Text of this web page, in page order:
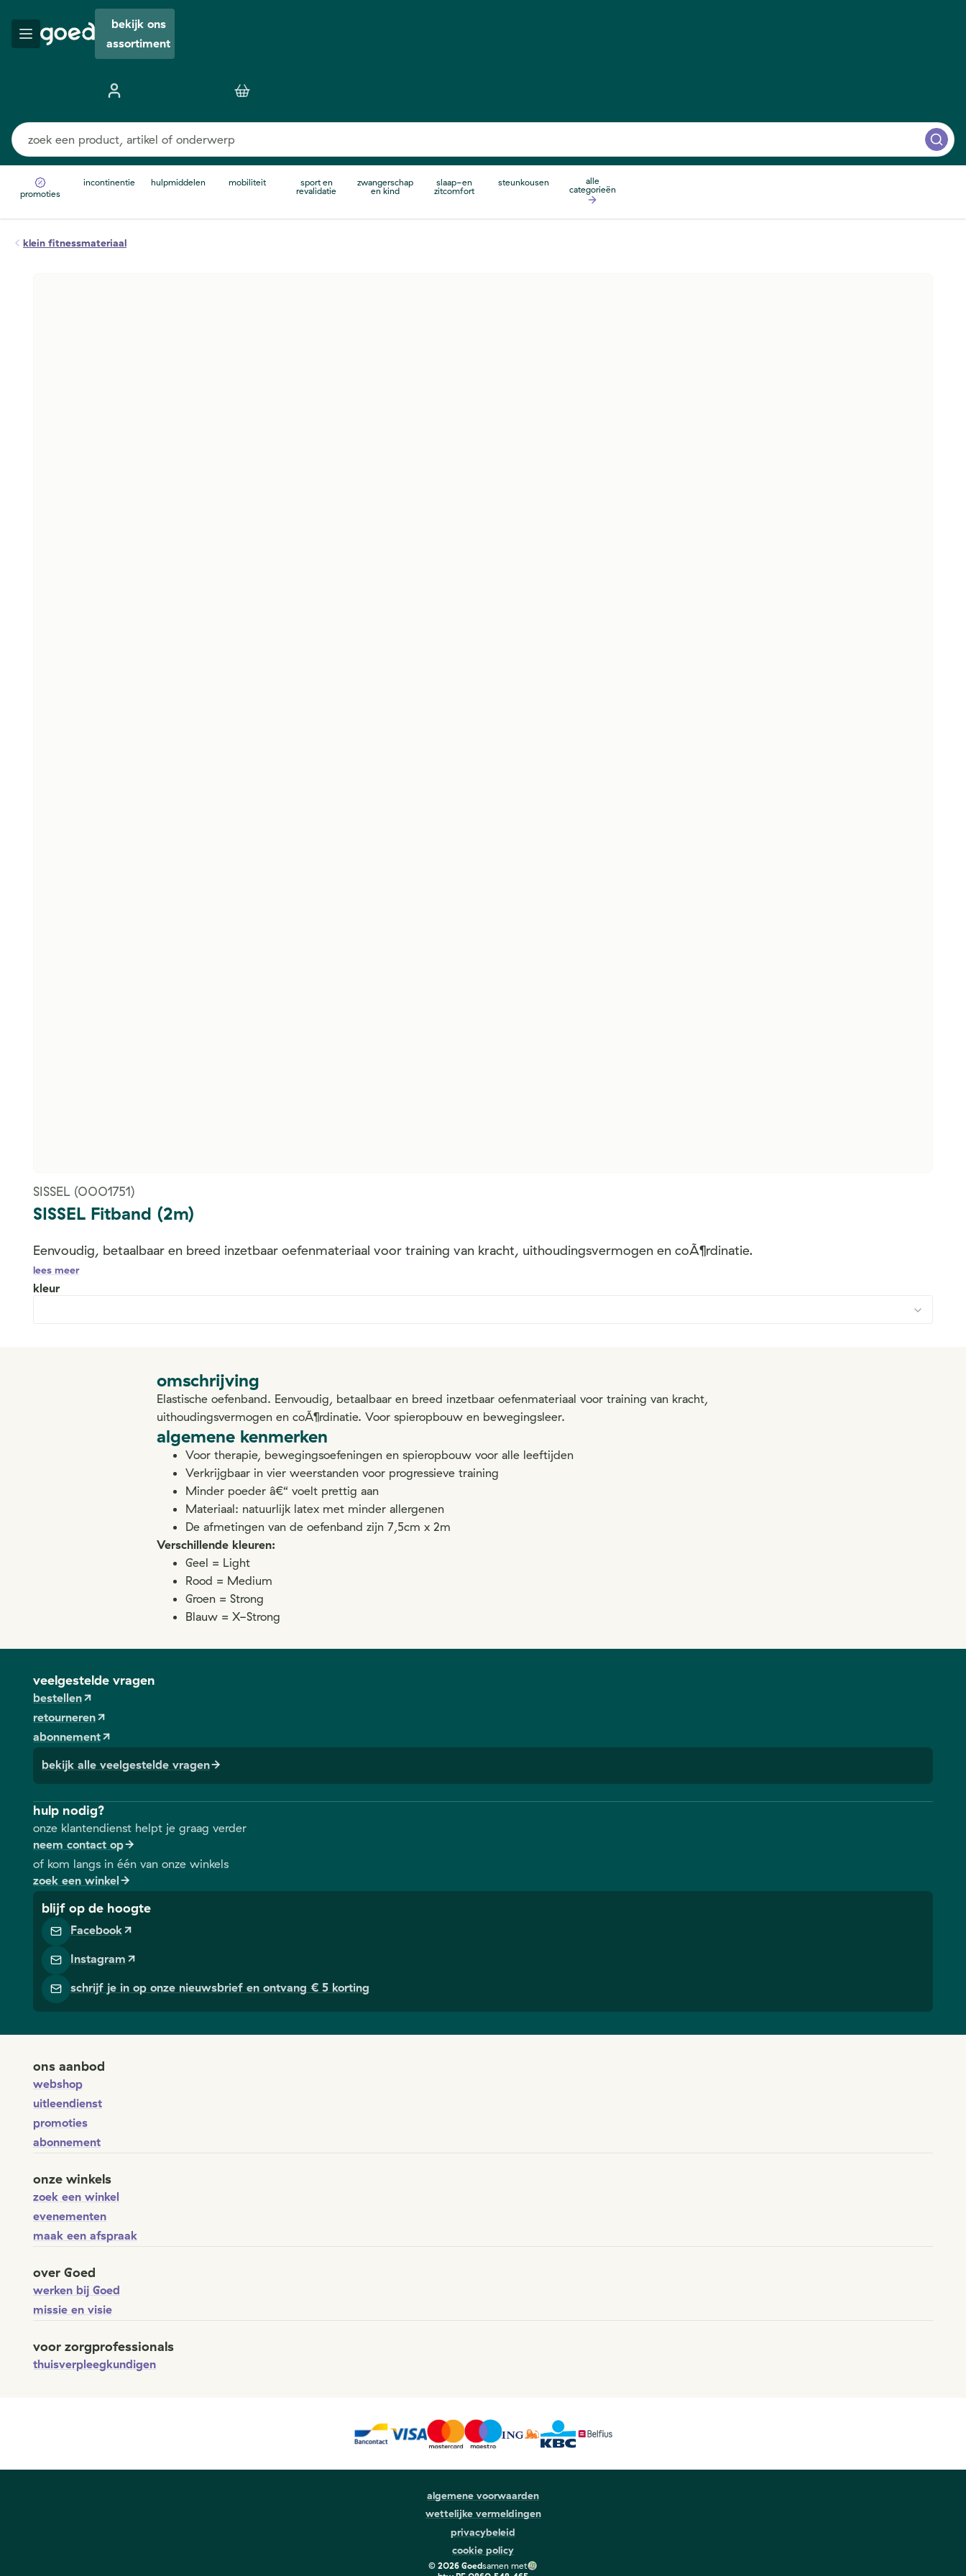
bekijk ons
assortiment
promoties
incontinentie hulpmiddelen mobiliteit
sport en
revalidatie
zwangerschap
en kind
slaap-en
zitcomfort
steunkousen
alle
categorieën
klein fitnessmateriaal
SISSEL (0001751)
SISSEL Fitband (2m)
Eenvoudig, betaalbaar en breed inzetbaar oefenmateriaal voor training van kracht, uithoudingsvermogen en coÃ¶rdinatie.
lees meer
kleur
omschrijving
Elastische oefenband. Eenvoudig, betaalbaar en breed inzetbaar oefenmateriaal voor training van kracht,
uithoudingsvermogen en coÃ¶rdinatie. Voor spieropbouw en bewegingsleer.
algemene kenmerken
Voor therapie, bewegingsoefeningen en spieropbouw voor alle leeftijden
Verkrijgbaar in vier weerstanden voor progressieve training
Minder poeder â€“ voelt prettig aan
Materiaal: natuurlijk latex met minder allergenen
De afmetingen van de oefenband zijn 7,5cm x 2m
Verschillende kleuren:
Geel = Light
Rood = Medium
Groen = Strong
Blauw = X-Strong
veelgestelde vragen
bestellen
retourneren
abonnement
bekijk alle veelgestelde vragen
hulp nodig?
onze klantendienst helpt je graag verder
neem contact op
of kom langs in één van onze winkels
zoek een winkel
blijf op de hoogte
Facebook
Instagram
schrijf je in op onze nieuwsbrief en ontvang € 5 korting
ons aanbod
webshop
uitleendienst
promoties
abonnement
onze winkels
zoek een winkel
evenementen
maak een afspraak
over Goed
werken bij Goed
missie en visie
voor zorgprofessionals
thuisverpleegkundigen
algemene voorwaarden
wettelijke vermeldingen
privacybeleid
cookie policy
© 2026Goedsamen met